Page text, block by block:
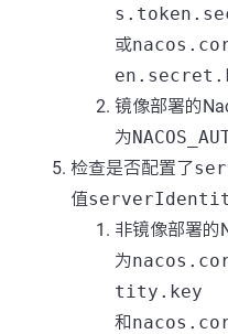
或
镜像部署的
为
检查是否配置了
值
非镜像部署的
为
tity.key
和